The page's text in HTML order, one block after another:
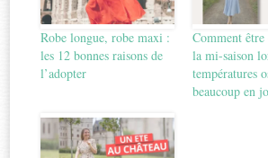
Robe longue, robe maxi :
les 12 bonnes raisons de
l’adopter
Comment être
la mi-saison
températures
beaucoup en